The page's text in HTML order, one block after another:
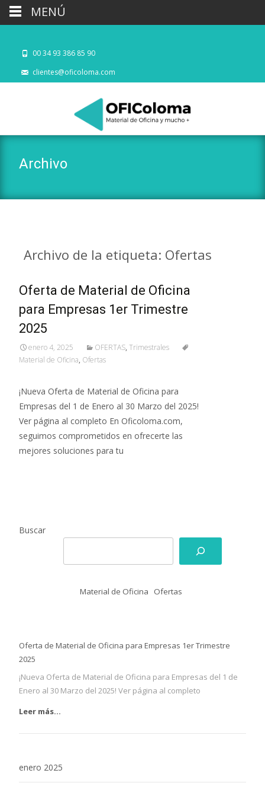
00 34 93 386 85 90
clientes@oficoloma.com
Archivo
Archivo de la etiqueta: Ofertas
Oferta de Material de Oficina
para Empresas 1er Trimestre
2025
enero 4, 2025 OFERTAS, Trimestrales
Material de Oficina, Ofertas
¡Nueva Oferta de Material de Oficina para
Empresas del 1 de Enero al 30 Marzo del 2025!
Ver página al completo En Oficoloma.com,
seguimos comprometidos en ofrecerte las
mejores soluciones para tu
Buscar
Material de Oficina Ofertas
Oferta de Material de Oficina para Empresas 1er Trimestre
2025
¡Nueva Oferta de Material de Oficina para Empresas del 1 de
Enero al 30 Marzo del 2025! Ver página al completo
Leer más...
enero 2025
MENÚ